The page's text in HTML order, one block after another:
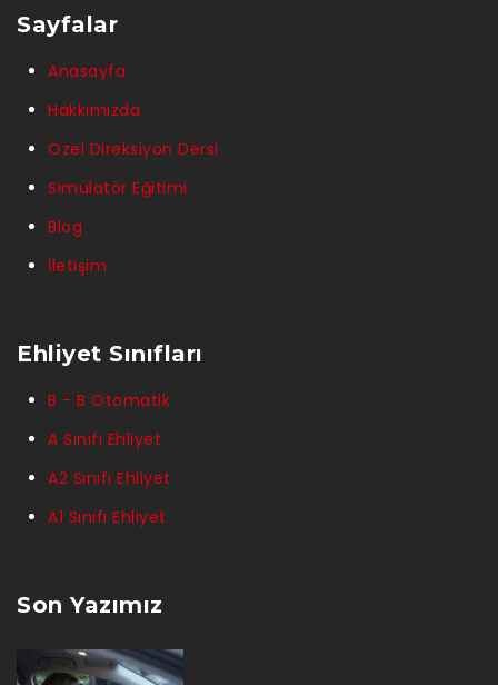
Sayfalar
Anasayfa
Hakkımızda
Özel Direksiyon Dersi
Simülatör Eğitimi
Blog
İletişim
Ehliyet Sınıfları
B - B Otomatik
A Sınıfı Ehliyet
A2 Sınıfı Ehliyet
A1 Sınıfı Ehliyet
Son Yazımız